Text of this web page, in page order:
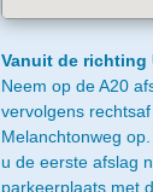
Vanuit de richting
Neem op de A20
vervolgens
Melanchtonweg
u de eerste afslag
parkeerplaats met